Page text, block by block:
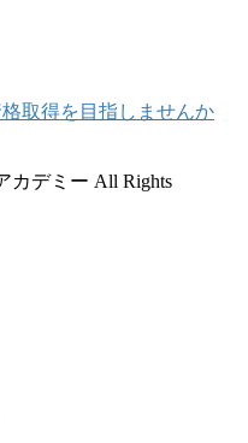
取得を目指しませんか
カデミー All Rights